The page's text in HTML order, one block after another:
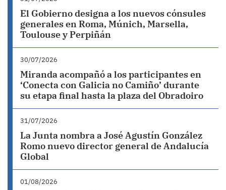
El Gobierno designa a los nuevos cónsules
generales en Roma, Múnich, Marsella,
Toulouse y Perpiñán
30/07/2026
Miranda acompañó a los participantes en
‘Conecta con Galicia no Camiño’ durante
su etapa final hasta la plaza del Obradoiro
31/07/2026
La Junta nombra a José Agustín González
Romo nuevo director general de Andalucía
Global
01/08/2026